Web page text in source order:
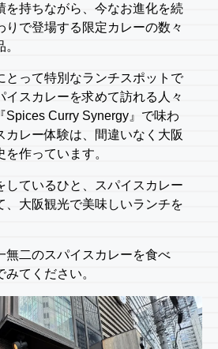
を持ちながら、今なお進化を続
りで登場する限定カレーの数々
とって特別なランチスポットで
イスカレーを求めて訪れる人々
Spices Curry Synergy』で味わ
カレー体験は、間違いなく大阪
作っています。
しているひと、スパイスカレー
、大阪観光で美味しいランチを
無二のスパイスカレーを食べ
てください。